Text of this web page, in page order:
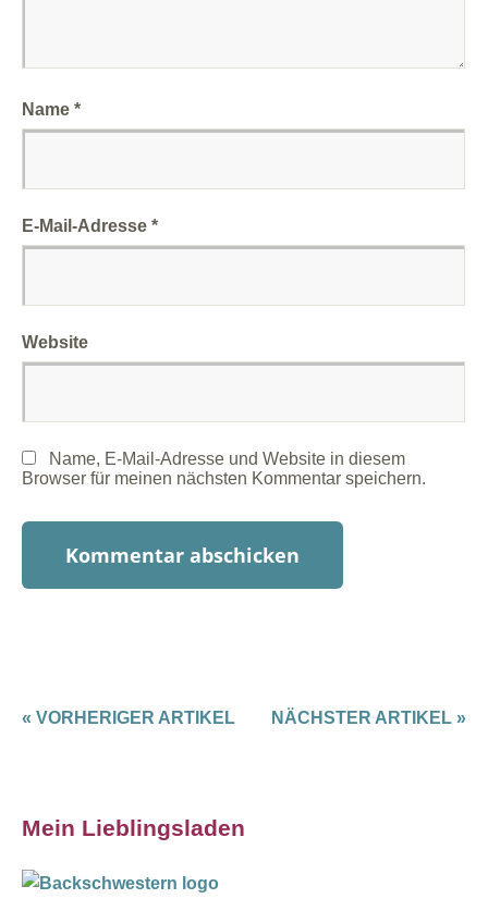
Name *
E-Mail-Adresse *
Website
Name, E-Mail-Adresse und Website in diesem
Browser für meinen nächsten Kommentar speichern.
NÄCHSTER ARTIKEL »
« VORHERIGER ARTIKEL
Mein Lieblingsladen